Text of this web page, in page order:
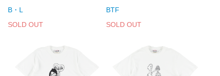
B・L
SOLD OUT
BTF
SOLD OUT